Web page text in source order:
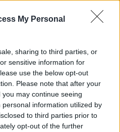
My Personal
sharing to third parties, or
sensitive information for
use the below opt-out
Please note that after your
may continue seeing
information utilized by
to third parties prior to
opt-out of the further
Πρωτοβουλία το πρώτο
φαρμακείο στον Αγιο
Ευστράτιο
Σύσκεψη στον ΕΟΦ για
την ομαλή λειτουργία